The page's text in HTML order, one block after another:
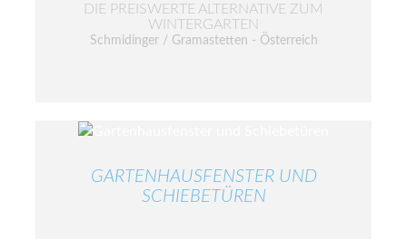
DIE PREISWERTE ALTERNATIVE ZUM
WINTERGARTEN
Schmidinger / Gramastetten - Österreich
GARTENHAUSFENSTER UND
SCHIEBETÜREN